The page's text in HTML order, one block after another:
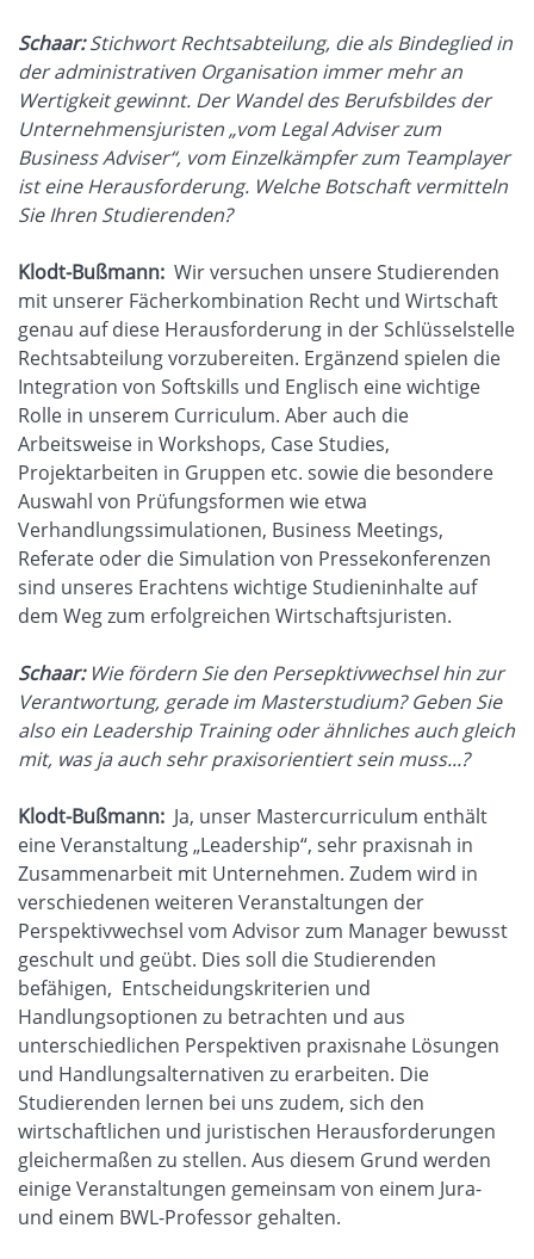
Schaar:Stichwort Rechtsabteilung, die als Bindeglied in
der administrativen Organisation immer mehr an
Wertigkeit gewinnt. Der Wandel des Berufsbildes der
Unternehmensjuristen „vom Legal Adviser zum
Business Adviser“, vom Einzelkämpfer zum Teamplayer
ist eine Herausforderung. Welche Botschaft vermitteln
Sie Ihren Studierenden?
Klodt-Bußmann: Wir versuchen unsere Studierenden
mit unserer Fächerkombination Recht und Wirtschaft
genau auf diese Herausforderung in der Schlüsselstelle
Rechtsabteilung vorzubereiten. Ergänzend spielen die
Integration von Softskills und Englisch eine wichtige
Rolle in unserem Curriculum. Aber auch die
Arbeitsweise in Workshops, Case Studies,
Projektarbeiten in Gruppen etc. sowie die besondere
Auswahl von Prüfungsformen wie etwa
Verhandlungssimulationen, Business Meetings,
Referate oder die Simulation von Pressekonferenzen
sind unseres Erachtens wichtige Studieninhalte auf
dem Weg zum erfolgreichen Wirtschaftsjuristen.
Schaar:Wie fördern Sie den Persepktivwechsel hin zur
Verantwortung, gerade im Masterstudium? Geben Sie
also ein Leadership Training oder ähnliches auch gleich
mit, was ja auch sehr praxisorientiert sein muss...?
Klodt-Bußmann: Ja, unser Mastercurriculum enthält
eine Veranstaltung „Leadership“, sehr praxisnah in
Zusammenarbeit mit Unternehmen. Zudem wird in
verschiedenen weiteren Veranstaltungen der
Perspektivwechsel vom Advisor zum Manager bewusst
geschult und geübt. Dies soll die Studierenden
befähigen, Entscheidungskriterien und
Handlungsoptionen zu betrachten und aus
unterschiedlichen Perspektiven praxisnahe Lösungen
und Handlungsalternativen zu erarbeiten. Die
Studierenden lernen bei uns zudem, sich den
wirtschaftlichen und juristischen Herausforderungen
gleichermaßen zu stellen. Aus diesem Grund werden
einige Veranstaltungen gemeinsam von einem Jura-
und einem BWL-Professor gehalten.